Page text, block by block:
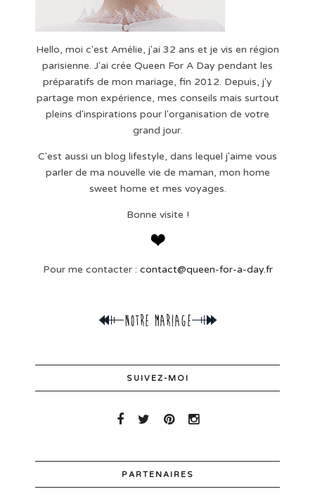
Hello, moi c'est Amélie, j'ai 32 ans et je vis en région
parisienne. J'ai crée Queen For A Day pendant les
préparatifs de mon mariage, fin 2012. Depuis, j'y
partage mon expérience, mes conseils mais surtout
pleins d'inspirations pour l'organisation de votre
grand jour.
C'est aussi un blog lifestyle, dans lequel j'aime vous
parler de ma nouvelle vie de maman, mon home
sweet home et mes voyages.
Bonne visite !
Pour me contacter : contact@queen-for-a-day.fr
SUIVEZ-MOI
PARTENAIRES